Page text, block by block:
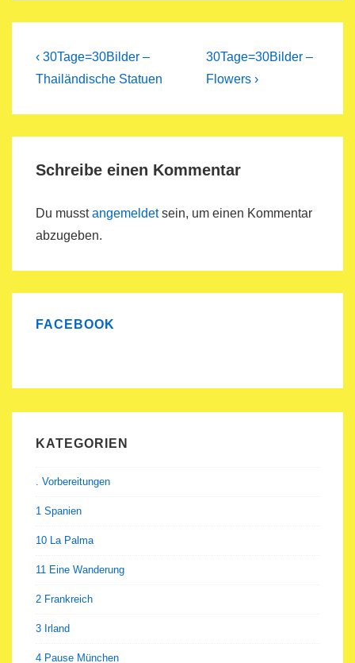
Beitragsnavigation
Previous
Post
‹ 30Tage=30Bilder –
Thailändische Statuen
Next
Post
30Tage=30Bilder –
Flowers ›
Schreibe einen Kommentar
Du musstangemeldetsein, um einen Kommentar
abzugeben.
FACEBOOK
KATEGORIEN
. Vorbereitungen
1 Spanien
10 La Palma
11 Eine Wanderung
2 Frankreich
3 Irland
4 Pause München